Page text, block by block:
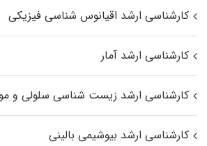
کارشناسی ارشد اقیانوس‌ شناسی فیزیکی
کارشناسی ارشد آمار
کارشناسی ارشد زیست شناسی سلولی و
کارشناسی ارشد بیوشیمی بالینی